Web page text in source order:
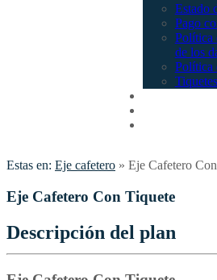
Estado
Pago
Política
de los
Política
Tiquetes
Estas en: Eje cafetero » Eje Cafetero
Eje Cafetero Con Tiquete
Descripción del plan